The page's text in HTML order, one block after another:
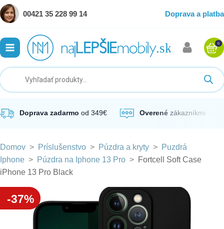
00421 35 228 99 14 Doprava a platba
0
Doprava zadarmo od 349€ Overené zákazníkmi
Domov > Príslušenstvo > Púzdra a kryty > Puzdrá
Iphone > Púzdra na Iphone 13 Pro > Fortcell Soft Case
iPhone 13 Pro Black
-37%